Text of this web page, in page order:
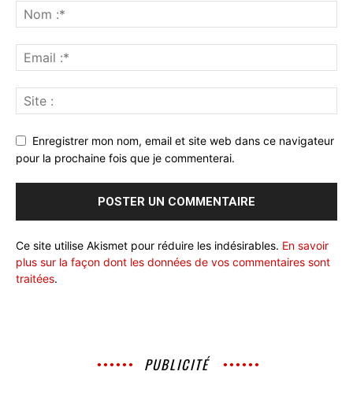
Enregistrer mon nom, email et site web dans ce navigateur
pour la prochaine fois que je commenterai.
Ce site utilise Akismet pour réduire les indésirables. En savoir
plus sur la façon dont les données de vos commentaires sont
traitées.
PUBLICITÉ